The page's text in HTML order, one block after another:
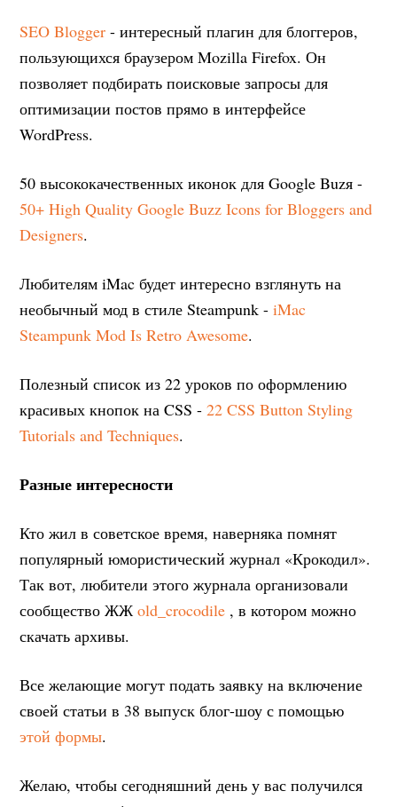
SEO Blogger - интересный плагин для блоггеров,
пользующихся браузером Mozilla Firefox. Он
позволяет подбирать поисковые запросы для
оптимизации постов прямо в интерфейсе
WordPress.
50 высококачественных иконок для Google Buzя -
50+ High Quality Google Buzz Icons for Bloggers and
Designers.
Любителям iMac будет интересно взглянуть на
необычный мод в стиле Steampunk -iMac
Steampunk Mod Is Retro Awesome.
Полезный список из 22 уроков по оформлению
красивых кнопок на CSS -22 CSS Button Styling
Tutorials and Techniques.
Разные интересности
Кто жил в советское время, наверняка помнят
популярный юмористический журнал «Крокодил».
Так вот, любители этого журнала организовали
сообщество ЖЖold_crocodile , в котором можно
скачать архивы.
Все желающие могут подать заявку на включение
своей статьи в 38 выпуск блог-шоу с помощью
этой формы.
Желаю, чтобы сегодняшний день у вас получился